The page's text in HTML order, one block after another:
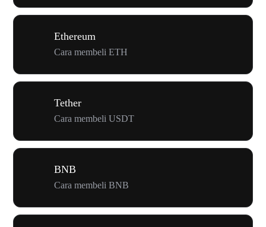
Ethereum
Cara membeli ETH
Tether
Cara membeli USDT
BNB
Cara membeli BNB